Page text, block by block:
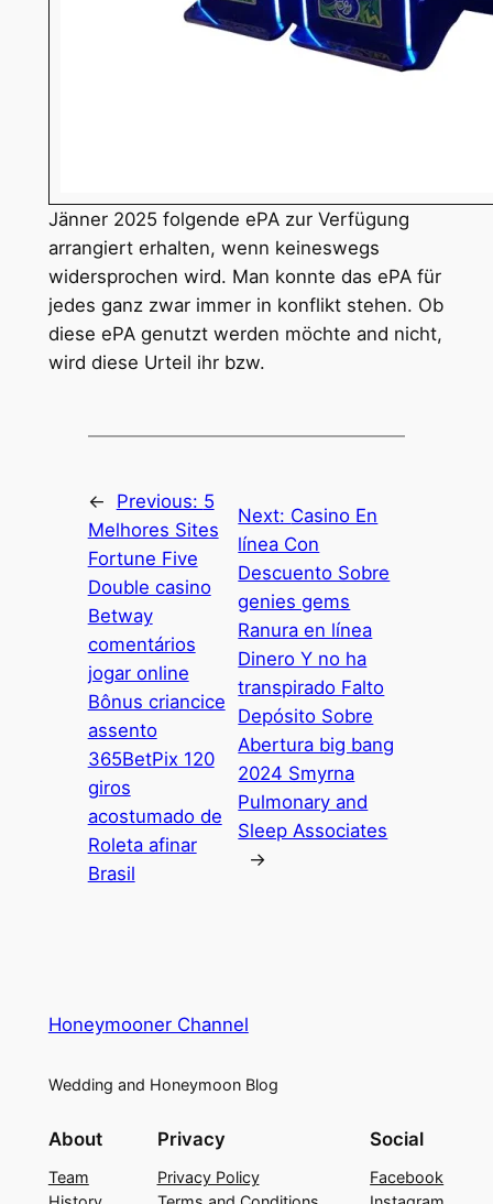
Jänner 2025 folgende ePA zur Verfügung
arrangiert erhalten, wenn keineswegs
widersprochen wird. Man konnte das ePA für
jedes ganz zwar immer in konflikt stehen. Ob
diese ePA genutzt werden möchte and nicht,
wird diese Urteil ihr bzw.
← Previous: 5
Melhores Sites
Fortune Five
Double casino
Betway
comentários
jogar online
Bônus criancice
assento
365BetPix 120
giros
acostumado de
Roleta afinar
Brasil
Next: Casino En
línea Con
Descuento Sobre
genies gems
Ranura en línea
Dinero Y no ha
transpirado Falto
Depósito Sobre
Abertura big bang
2024 Smyrna
Pulmonary and
Sleep Associates
→
Honeymooner Channel
Wedding and Honeymoon Blog
About
Team
Privacy
Privacy Policy
Social
Facebook